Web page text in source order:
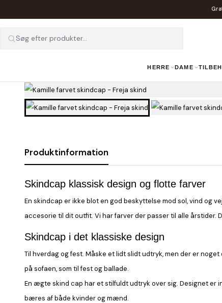
Søg efter produkter...
HERRE DAME
Produktinformation
Skindcap klassisk design og flotte farver
En skindcap er ikke blot en god beskyttelse mod sol, vind og
accesorie til dit outfit. Vi har farver der passer til alle årstider.
Skindcap i det klassiske design
Til hverdag og fest. Måske et lidt slidt udtryk, men der er
på sofaen, som til fest og ballade.
En ægte skind cap har et stilfuldt udtryk over sig. Designet er
bæres af både kvinder og mænd.